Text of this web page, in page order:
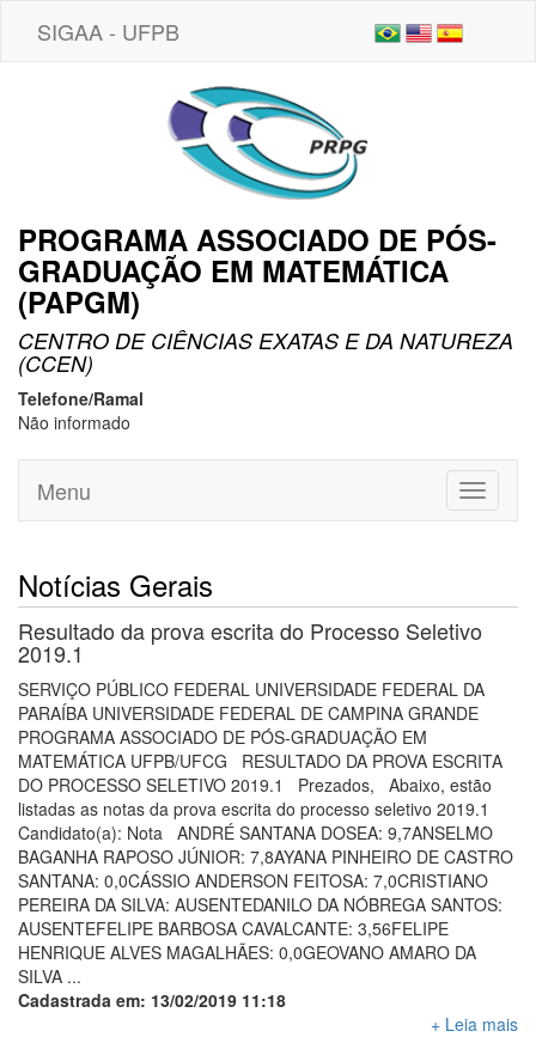
SIGAA - UFPB
PROGRAMA ASSOCIADO DE PÓS-
GRADUAÇÃO EM MATEMÁTICA
(PAPGM)
CENTRO DE CIÊNCIAS EXATAS E DA NATUREZA
(CCEN)
Telefone/Ramal
Não informado
Toggle
Menu
Notícias Gerais
Resultado da prova escrita do Processo Seletivo
2019.1
SERVIÇO PÚBLICO FEDERAL UNIVERSIDADE FEDERAL DA
PARAÍBA UNIVERSIDADE FEDERAL DE CAMPINA GRANDE
PROGRAMA ASSOCIADO DE PÓS-GRADUAÇÃO EM
MATEMÁTICA UFPB/UFCG RESULTADO DA PROVA ESCRITA
DO PROCESSO SELETIVO 2019.1 Prezados, Abaixo, estão
listadas as notas da prova escrita do processo seletivo 2019.1
Candidato(a): Nota ANDRÉ SANTANA DOSEA: 9,7ANSELMO
BAGANHA RAPOSO JÚNIOR: 7,8AYANA PINHEIRO DE CASTRO
SANTANA: 0,0CÁSSIO ANDERSON FEITOSA: 7,0CRISTIANO
PEREIRA DA SILVA: AUSENTEDANILO DA NÓBREGA SANTOS:
AUSENTEFELIPE BARBOSA CAVALCANTE: 3,56FELIPE
HENRIQUE ALVES MAGALHÃES: 0,0GEOVANO AMARO DA
SILVA ...
Cadastrada em: 13/02/2019 11:18
+ Leia mais